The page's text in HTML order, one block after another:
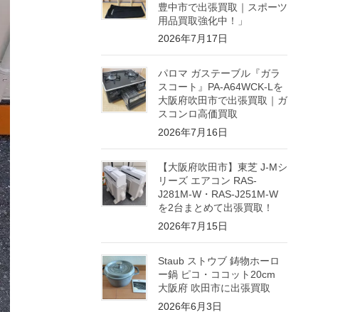
豊中市で出張買取｜スポーツ
用品買取強化中！」
2026年7月17日
パロマ ガステーブル『ガラ
スコート』PA-A64WCK-Lを
大阪府吹田市で出張買取｜ガ
スコンロ高価買取
2026年7月16日
【大阪府吹田市】東芝 J-Mシ
リーズ エアコン RAS-
J281M-W・RAS-J251M-W
を2台まとめて出張買取！
2026年7月15日
Staub ストウブ 鋳物ホーロ
ー鍋 ピコ・ココット20cm
大阪府 吹田市に出張買取
2026年6月3日